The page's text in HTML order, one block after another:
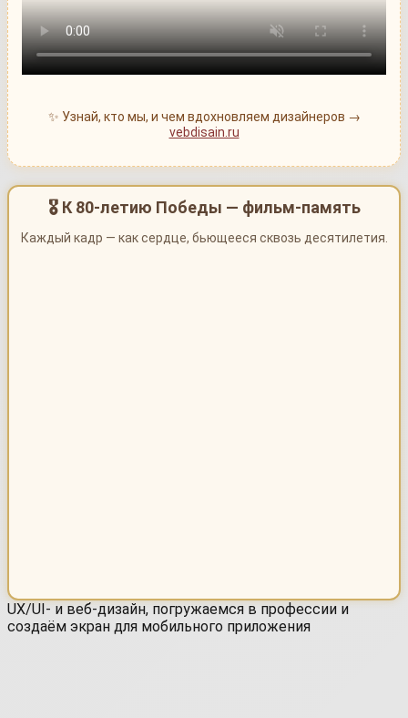
✨ Узнай, кто мы, и чем вдохновляем дизайнеров →
vebdisain.ru
🎖 К 80-летию Победы — фильм-память
Каждый кадр — как сердце, бьющееся сквозь десятилетия.
UX/UI- и веб-дизайн, погружаемся в профессии и
создаём экран для мобильного приложения